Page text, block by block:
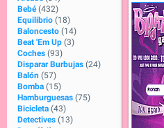
Bebé (432)
Equilibrio (18)
Baloncesto (14)
Beat 'Em Up (3)
Coches (93)
Disparar Burbujas (24)
Balón (57)
Bomba (15)
Hamburguesas (75)
Bicicleta (43)
Detectives (13)